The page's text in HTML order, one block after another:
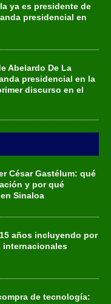
ya es presidente de
presidencial en
Abelardo De La
presidencial en la
discurso en el
César Gastélum: qué
y por qué
Sinaloa
años incluyendo por
internacionales
de tecnología: